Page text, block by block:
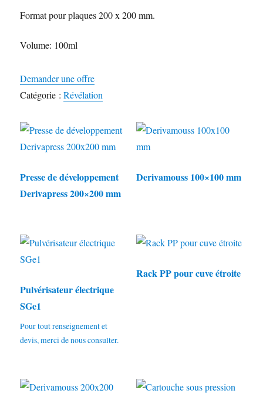
Format pour plaques 200 x 200 mm.
Volume: 100ml
Demander une offre
Catégorie :Révélation
Presse de développement
Derivapress 200×200 mm
Derivamouss 100×100 mm
Pulvérisateur électrique
SGe1
Pour tout renseignement et
devis, merci de nous consulter.
Rack PP pour cuve étroite